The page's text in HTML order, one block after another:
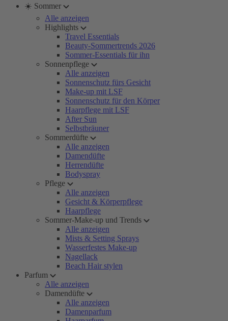
☀️ Sommer
Alle anzeigen
Highlights
Travel Essentials
Beauty-Sommertrends 2026
Sommer-Essentials für ihn
Sonnenpflege
Alle anzeigen
Sonnenschutz fürs Gesicht
Make-up mit LSF
Sonnenschutz für den Körper
Haarpflege mit LSF
After Sun
Selbstbräuner
Sommerdüfte
Alle anzeigen
Damendüfte
Herrendüfte
Bodyspray
Pflege
Alle anzeigen
Gesicht & Körperpflege
Haarpflege
Sommer-Make-up und Trends
Alle anzeigen
Mists & Setting Sprays
Wasserfestes Make-up
Nagellack
Beach Hair stylen
Parfum
Alle anzeigen
Damendüfte
Alle anzeigen
Damenparfum